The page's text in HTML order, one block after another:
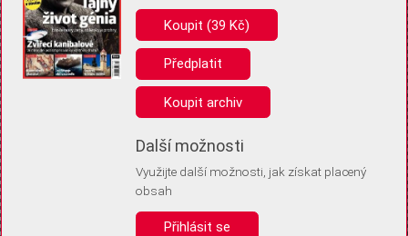
Pro základní fungování webu nepotřebujeme ukládat žádné informace
(tzv. cookies apod.). Rádi bychom vás ale požádali o souhlas s
uložením volitelných informací:
Anonymní unikátní ID
Díky němu příště poznáme, že se jedná o stejné zařízení, a
Identifikátor je zcela anonymní.
Vaše souhlasy a odmítnutí si ukládáme do vašeho zařízení, abychom se
vás už příště znovu neptali. Můžete je kdykoli později upravit ve Správě
Koupit (39 Kč)
Předplatit
Koupit archiv
Další možnosti
Využijte další možnosti, jak získat placený
obsah
Přihlásit se